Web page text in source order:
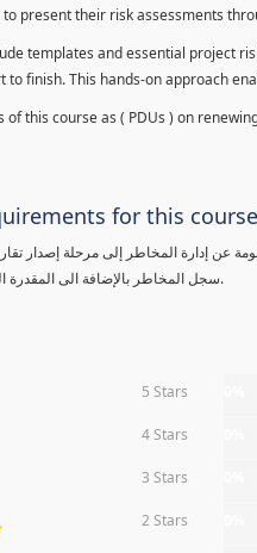
present their risk assessments
templates and essential project
to finish. This hands-on approach
of this course as ( PDUs ) on
for this
عن إدارة المخاطر إلى مرحلة إصدار
سجل المخاطر بالإضافة الى المقدرة التامية لإدارة مخاطر المشاريع.
5 Stars
4 Stars
3 Stars
2 Stars